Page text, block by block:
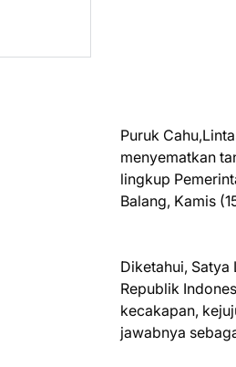
Puruk
menyematkan
lingkup
Balang, Kamis
Diketahui,
Republik
kecakapan,
jawabnya